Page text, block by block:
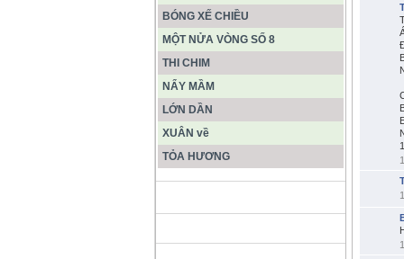
BÓNG XẾ CHIỀU
MỘT NỬA VÒNG SỐ 8
THI CHIM
NẨY MẦM
LỚN DẦN
XUÂN về
TỎA HƯƠNG